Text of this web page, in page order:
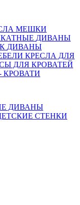
МЕШКИ
ДИВАНЫ
ДИВАНЫ
КРЕСЛА ДЛЯ
ДЛЯ КРОВАТЕЙ
КРОВАТИ
ДИВАНЫ
СТЕНКИ